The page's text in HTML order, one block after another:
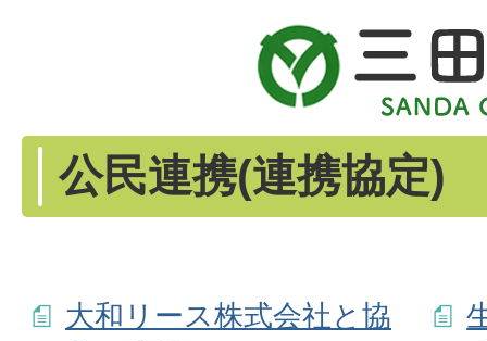
公民連携(連携協定)
大和リース株式会社と協